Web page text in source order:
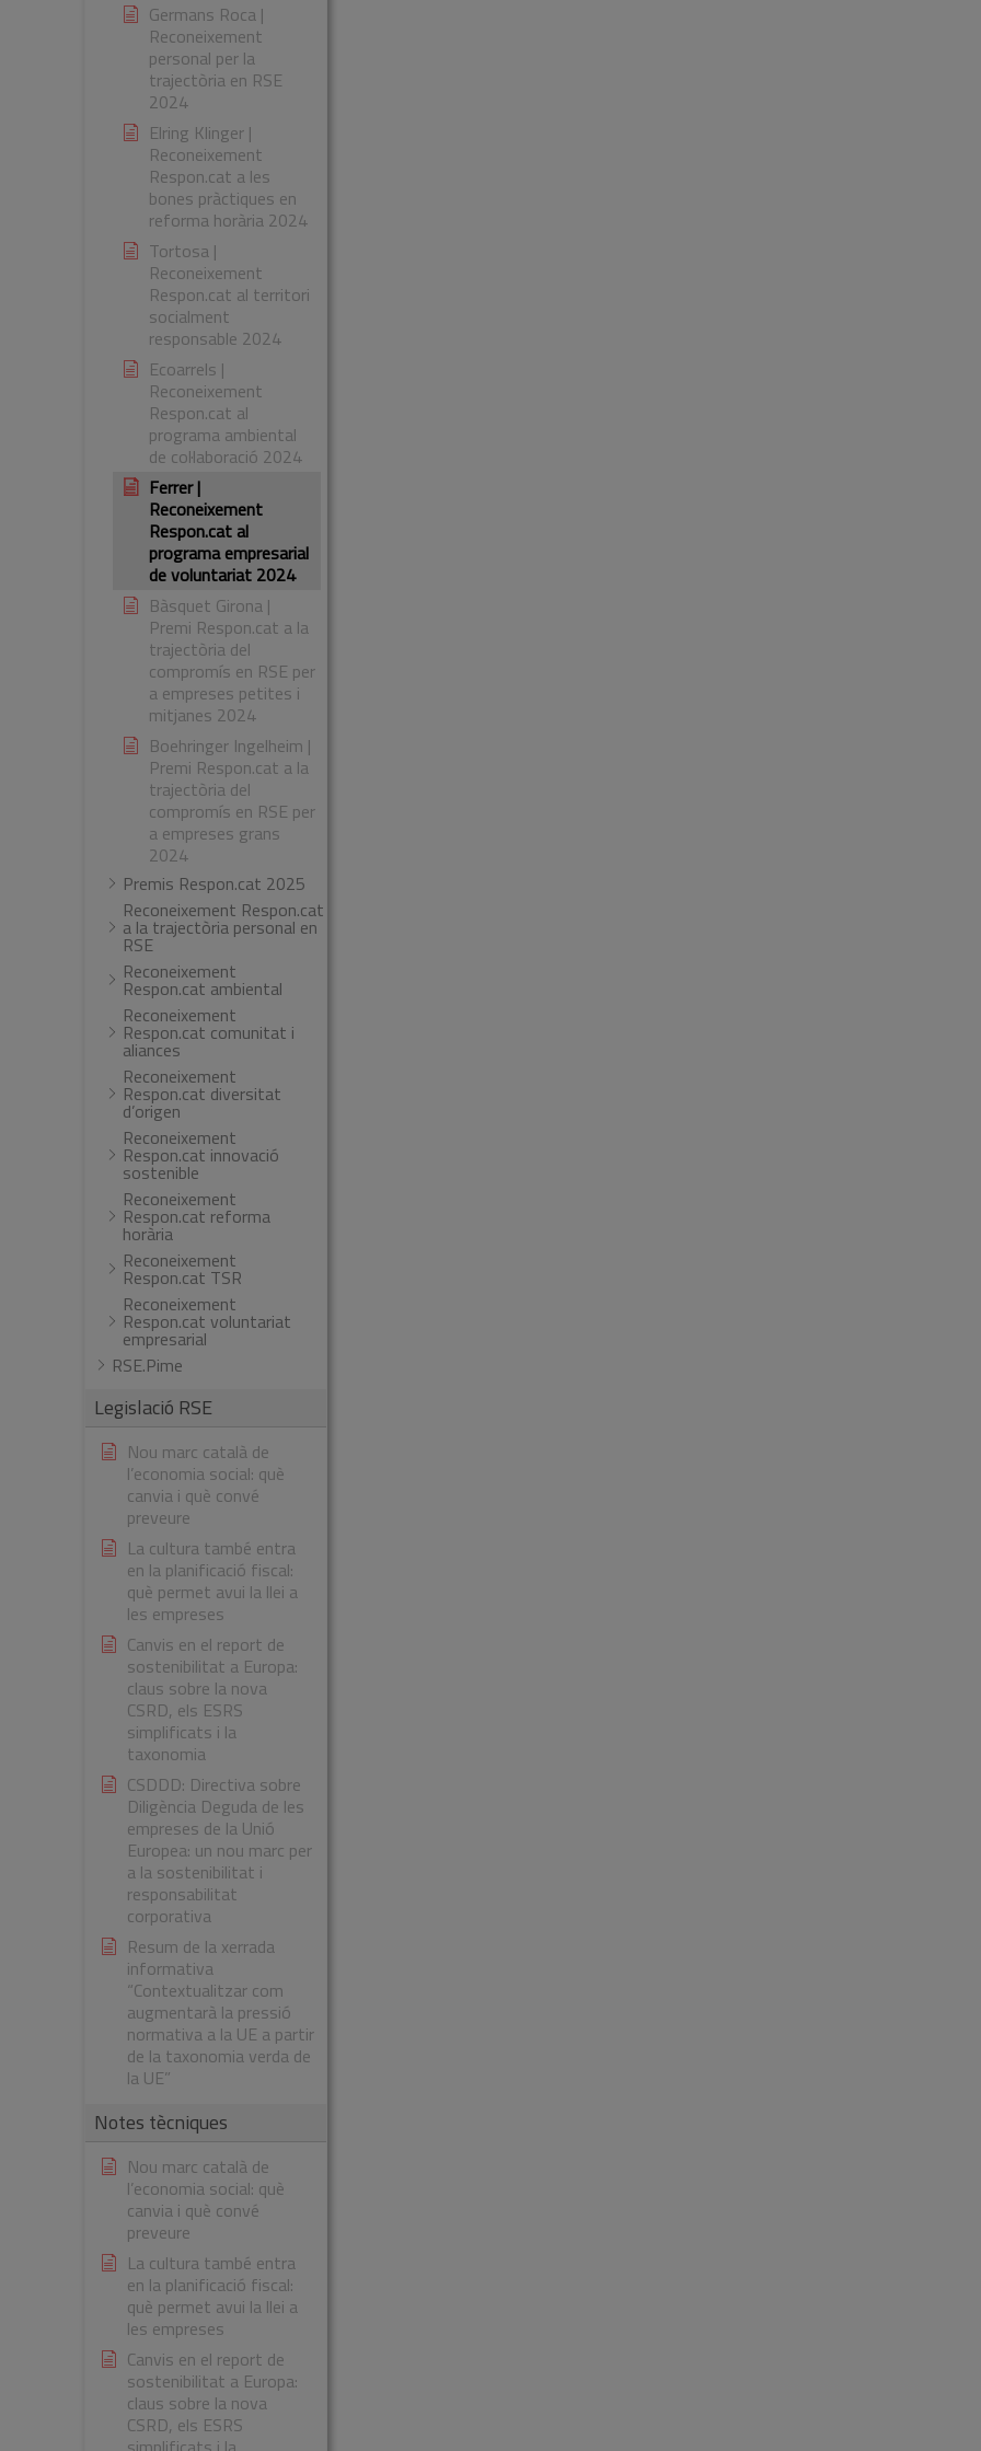
Germans Roca |
Reconeixement
personal per la
trajectòria en RSE
2024
Elring Klinger |
Reconeixement
Respon.cat a les
bones pràctiques en
reforma horària 2024
Tortosa |
Reconeixement
Respon.cat al territori
socialment
responsable 2024
Ecoarrels |
Reconeixement
Respon.cat al
programa ambiental
de col·laboració 2024
Ferrer |
Reconeixement
Respon.cat al
programa empresarial
de voluntariat 2024
Bàsquet Girona |
Premi Respon.cat a la
trajectòria del
compromís en RSE per
a empreses petites i
mitjanes 2024
Boehringer Ingelheim |
Premi Respon.cat a la
trajectòria del
compromís en RSE per
a empreses grans
2024
Premis Respon.cat 2025
Reconeixement Respon.cat
a la trajectòria personal en
RSE
Reconeixement
Respon.cat ambiental
Reconeixement
Respon.cat comunitat i
aliances
Reconeixement
Respon.cat diversitat
d’origen
Reconeixement
Respon.cat innovació
sostenible
Reconeixement
Respon.cat reforma
horària
Reconeixement
Respon.cat TSR
Reconeixement
Respon.cat voluntariat
empresarial
RSE.Pime
Legislació RSE
Nou marc català de
l’economia social: què
canvia i què convé
preveure
La cultura també entra
en la planificació fiscal:
què permet avui la llei a
les empreses
Canvis en el report de
sostenibilitat a Europa:
claus sobre la nova
CSRD, els ESRS
simplificats i la
taxonomia
CSDDD: Directiva sobre
Diligència Deguda de les
empreses de la Unió
Europea: un nou marc per
a la sostenibilitat i
responsabilitat
corporativa
Resum de la xerrada
informativa
“Contextualitzar com
augmentarà la pressió
normativa a la UE a partir
de la taxonomia verda de
la UE”
Notes tècniques
Nou marc català de
l’economia social: què
canvia i què convé
preveure
La cultura també entra
en la planificació fiscal:
què permet avui la llei a
les empreses
Canvis en el report de
sostenibilitat a Europa:
claus sobre la nova
CSRD, els ESRS